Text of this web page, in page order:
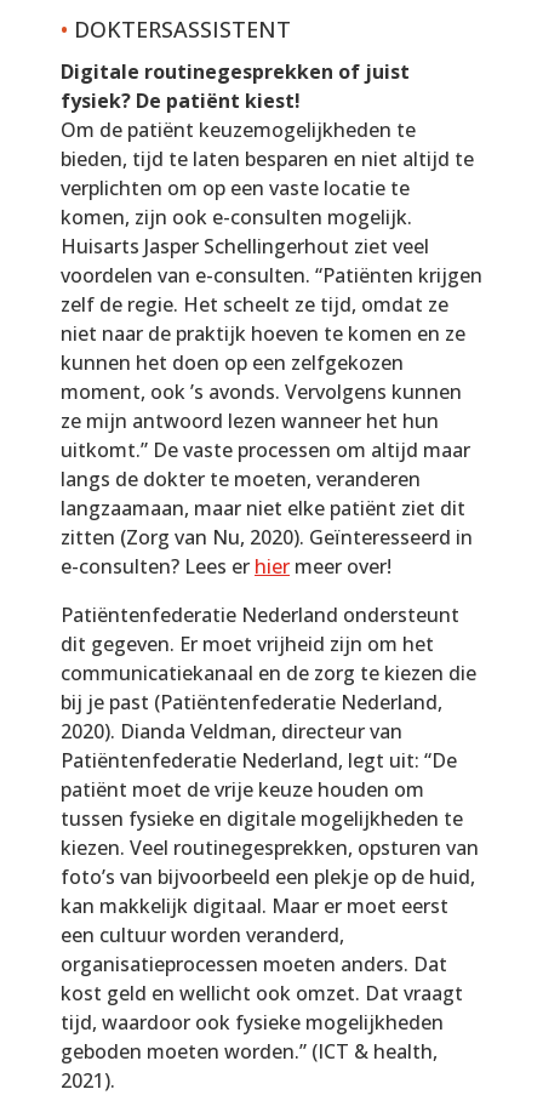
• DOKTERSASSISTENT
Digitale routinegesprekken of juist
fysiek? De patiënt kiest!
Om de patiënt keuzemogelijkheden te
bieden, tijd te laten besparen en niet altijd te
verplichten om op een vaste locatie te
komen, zijn ook e-consulten mogelijk.
Huisarts Jasper Schellingerhout ziet veel
voordelen van e-consulten. “Patiënten krijgen
zelf de regie. Het scheelt ze tijd, omdat ze
niet naar de praktijk hoeven te komen en ze
kunnen het doen op een zelfgekozen
moment, ook ’s avonds. Vervolgens kunnen
ze mijn antwoord lezen wanneer het hun
uitkomt.” De vaste processen om altijd maar
langs de dokter te moeten, veranderen
langzaamaan, maar niet elke patiënt ziet dit
zitten (Zorg van Nu, 2020). Geïnteresseerd in
e-consulten? Lees er hier meer over!
Patiëntenfederatie Nederland ondersteunt
dit gegeven. Er moet vrijheid zijn om het
communicatiekanaal en de zorg te kiezen die
bij je past (Patiëntenfederatie Nederland,
2020). Dianda Veldman, directeur van
Patiëntenfederatie Nederland, legt uit: “De
patiënt moet de vrije keuze houden om
tussen fysieke en digitale mogelijkheden te
kiezen. Veel routinegesprekken, opsturen van
foto’s van bijvoorbeeld een plekje op de huid,
kan makkelijk digitaal. Maar er moet eerst
een cultuur worden veranderd,
organisatieprocessen moeten anders. Dat
kost geld en wellicht ook omzet. Dat vraagt
tijd, waardoor ook fysieke mogelijkheden
geboden moeten worden.” (ICT & health,
2021).